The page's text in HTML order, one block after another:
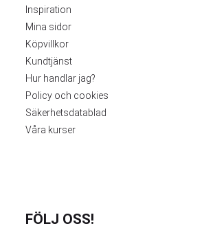
Inspiration
Mina sidor
Köpvillkor
Kundtjänst
Hur handlar jag?
Policy och cookies
Säkerhetsdatablad
Våra kurser
FÖLJ OSS!